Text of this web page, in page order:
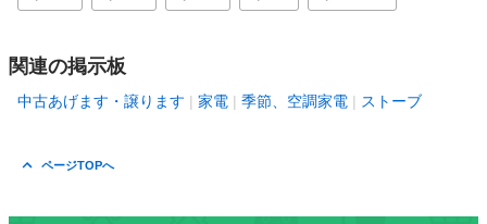
関連の掲示板
中古あげます・譲ります 家電 季節、空調家電 ストーブ
ページTOPへ